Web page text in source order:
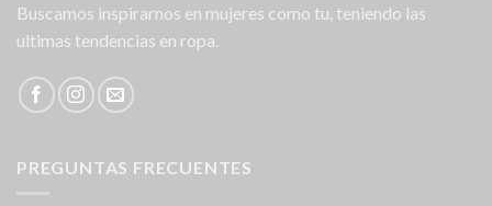
Buscamos inspirarnos en mujeres como tu, teniendo las
ultimas tendencias en ropa.
PREGUNTAS FRECUENTES